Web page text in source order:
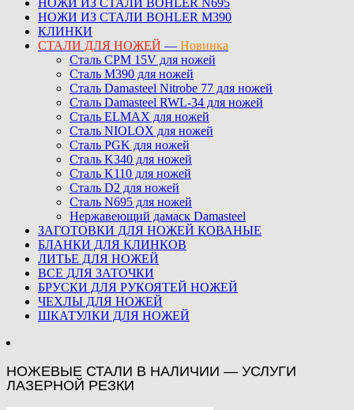
НОЖИ ИЗ СТАЛИ BOHLER M390
КЛИНКИ
СТАЛИ ДЛЯ НОЖЕЙ — Новинка
Сталь CPM 15V для ножей
Сталь M390 для ножей
Сталь Damasteel Nitrobe 77 для ножей
Сталь Damasteel RWL-34 для ножей
Сталь ELMAX для ножей
Сталь NIOLOX для ножей
Сталь PGK для ножей
Сталь K340 для ножей
Сталь K110 для ножей
Сталь D2 для ножей
Сталь N695 для ножей
Нержавеющий дамаск Damasteel
ЗАГОТОВКИ ДЛЯ НОЖЕЙ КОВАНЫЕ
БЛАНКИ ДЛЯ КЛИНКОВ
ЛИТЬЕ ДЛЯ НОЖЕЙ
ВСЕ ДЛЯ ЗАТОЧКИ
БРУСКИ ДЛЯ РУКОЯТЕЙ НОЖЕЙ
ЧЕХЛЫ ДЛЯ НОЖЕЙ
ШКАТУЛКИ ДЛЯ НОЖЕЙ
НОЖЕВЫЕ СТАЛИ В НАЛИЧИИ — УСЛУГИ
ЛАЗЕРНОЙ РЕЗКИ